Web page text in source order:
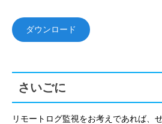
ダウンロード
さいごに
リモートログ監視をお考えであれば、